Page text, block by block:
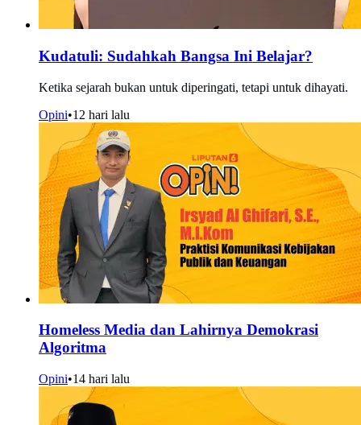
Kudatuli: Sudahkah Bangsa Ini Belajar?
Ketika sejarah bukan untuk diperingati, tetapi untuk dihayati.
Opini•12 hari lalu
Homeless Media dan Lahirnya Demokrasi
Algoritma
Opini•14 hari lalu